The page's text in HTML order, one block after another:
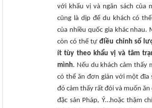
với khẩu vị và ngân sách của
cũng là dịp để du khách có
của nhiều quốc gia khác nhau.
còn có thể tựđiều chỉnh số
ít tùy theo khẩu vị và tâm
mình. Nếu du khách cảm thấy
có thể ăn đơn giản với một đĩa
đó cảm thấy rất đói và muốn ăn
đặc sản Pháp, Ý…hoặc thậm